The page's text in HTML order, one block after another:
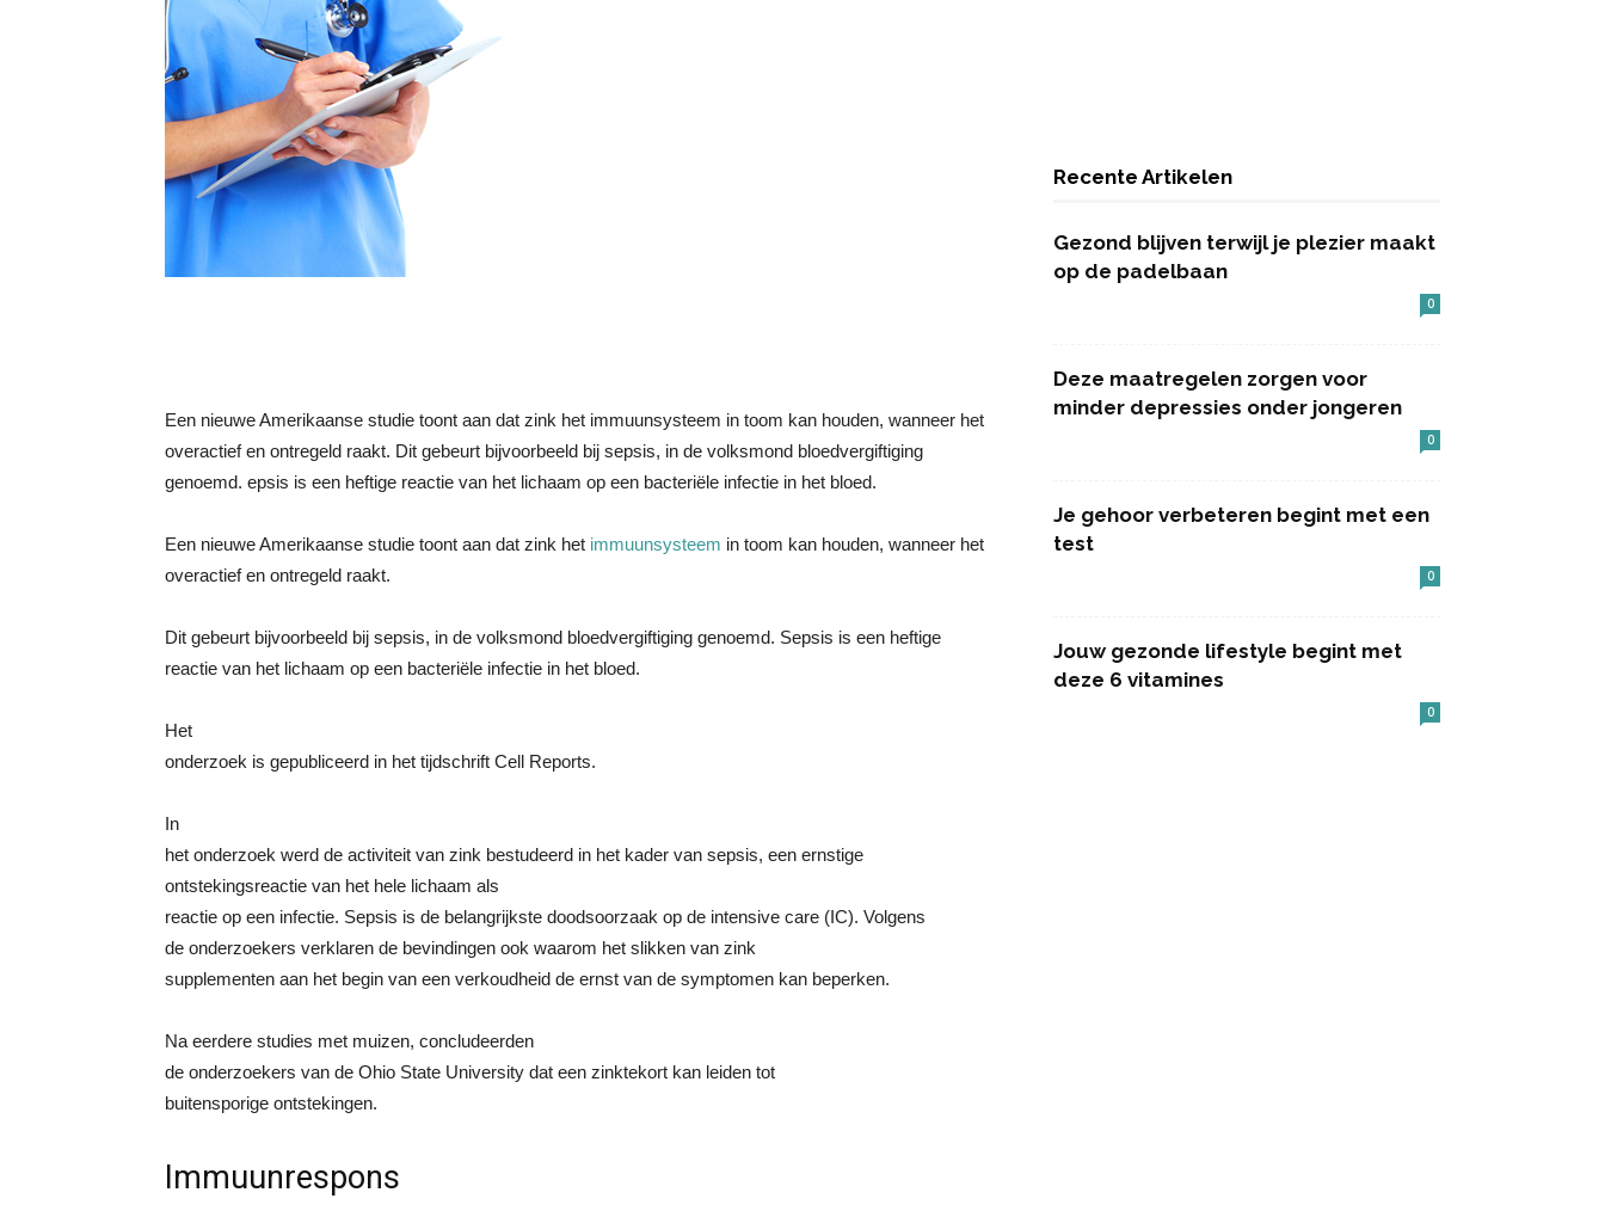
Een nieuwe Amerikaanse studie toont aan dat zink het immuunsysteem in toom kan houden, wanneer het
overactief en ontregeld raakt. Dit gebeurt bijvoorbeeld bij sepsis, in de volksmond bloedvergiftiging
genoemd. epsis is een heftige reactie van het lichaam op een bacteriële infectie in het bloed.
Een nieuwe Amerikaanse studie toont aan dat zink het immuunsysteem in toom kan houden, wanneer het
overactief en ontregeld raakt.
Dit gebeurt bijvoorbeeld bij sepsis, in de volksmond bloedvergiftiging genoemd. Sepsis is een heftige
reactie van het lichaam op een bacteriële infectie in het bloed.
Het
onderzoek is gepubliceerd in het tijdschrift Cell Reports.
In
het onderzoek werd de activiteit van zink bestudeerd in het kader van sepsis, een ernstige
ontstekingsreactie van het hele lichaam als
reactie op een infectie. Sepsis is de belangrijkste doodsoorzaak op de intensive care (IC). Volgens
de onderzoekers verklaren de bevindingen ook waarom het slikken van zink
supplementen aan het begin van een verkoudheid de ernst van de symptomen kan beperken.
Na eerdere studies met muizen, concludeerden
de onderzoekers van de Ohio State University dat een zinktekort kan leiden tot
buitensporige ontstekingen.
Immuunrespons
Recente Artikelen
Gezond blijven terwijl je plezier maakt
op de padelbaan
0
Deze maatregelen zorgen voor
minder depressies onder jongeren
0
Je gehoor verbeteren begint met een
test
0
Jouw gezonde lifestyle begint met
deze 6 vitamines
0